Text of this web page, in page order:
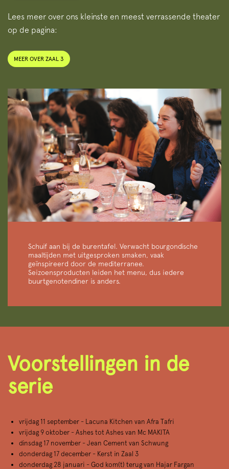
Lees meer over ons kleinste en meest verrassende theater
op de pagina:
MEER OVER ZAAL 3
Schuif aan bij de burentafel. Verwacht bourgondische
maaltijden met uitgesproken smaken, vaak
geïnspireerd door de mediterranee.
Seizoensproducten leiden het menu, dus iedere
buurtgenotendiner is anders.
Voorstellingen in de
serie
vrijdag 11 september - Lacuna Kitchen van Afra Tafri
vrijdag 9 oktober - Ashes tot Ashes van Mc MAKITA
dinsdag 17 november - Jean Cement van Schwung
donderdag 17 december - Kerst in Zaal 3
donderdag 28 januari - God kom(t) terug van Hajar Fargan